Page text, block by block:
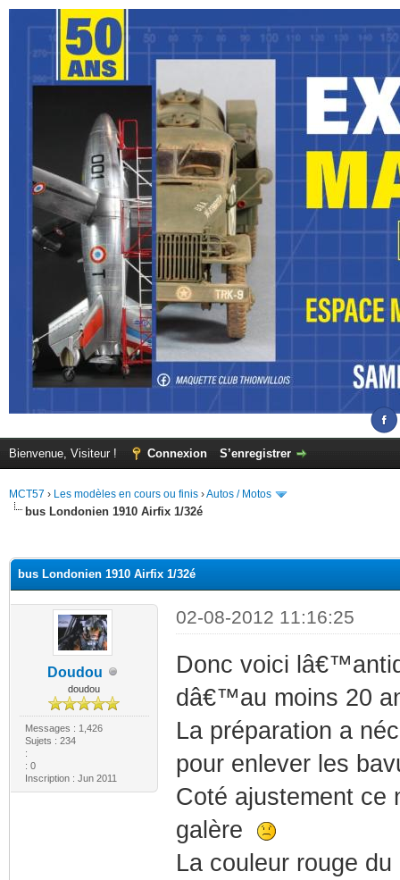
Bienvenue, Visiteur ! Connexion S’enregistrer
MCT57 › Les modèles en cours ou finis ›Autos / Motos
bus Londonien 1910 Airfix 1/32é
bus Londonien 1910 Airfix 1/32é
Doudou
doudou
Messages : 1,426
Sujets : 234
:
: 0
Inscription : Jun 2011
02-08-2012 11:16:25
Donc voici
dâ€™au moins 20
La préparation a
pour enlever les
Coté ajustement
galère
La couleur rouge